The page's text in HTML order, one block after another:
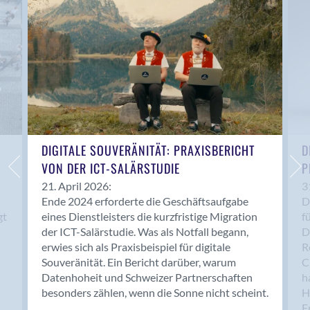
Anwil
Appenzell
Au SG
Baar
Baden
Balsthal
Balzers
Basel
Bassersdorf
Belp
Bendern
Benken (SG)
Bergdietikon
Berlin
Bern
Bern - Liebefeld
DIGITALE SOUVERÄNITÄT: PRAXISBERICHT
VON DER ICT-SALÄRSTUDIE
21. April 2026:
Ende 2024 erforderte die Geschäftsaufgabe
eines Dienstleisters die kurzfristige Migration
der ICT-Salärstudie. Was als Notfall begann,
erwies sich als Praxisbeispiel für digitale
Souveränität. Ein Bericht darüber, warum
Datenhoheit und Schweizer Partnerschaften
besonders zählen, wenn die Sonne nicht scheint.